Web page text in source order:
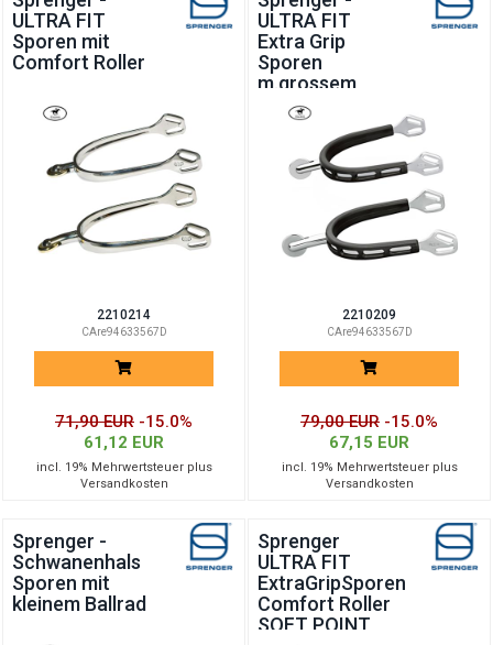
ULTRA FIT
Sporen mit
Comfort Roller
2210214
CAre94633567D
71,90 EUR -15.0%
61,12 EUR
incl. 19% Mehrwertsteuer plus
Versandkosten
ULTRA FIT
Extra Grip
Sporen
m.grossem
Ballrad
2210209
CAre94633567D
79,00 EUR -15.0%
67,15 EUR
incl. 19% Mehrwertsteuer plus
Versandkosten
Sprenger -
Schwanenhals
Sporen mit
kleinem Ballrad
Sprenger
ULTRA FIT
ExtraGripSporen
Comfort Roller
SOFT POINT